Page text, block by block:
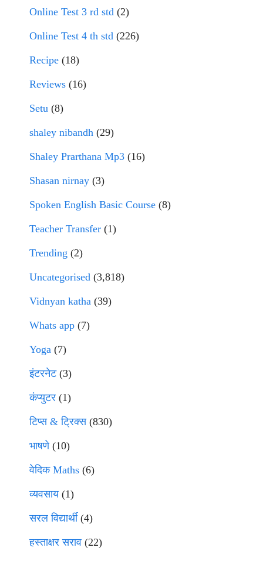
Online Test 3 rd std (2)
Online Test 4 th std (226)
Recipe (18)
Reviews (16)
Setu (8)
shaley nibandh (29)
Shaley Prarthana Mp3 (16)
Shasan nirnay (3)
Spoken English Basic Course (8)
Teacher Transfer (1)
Trending (2)
Uncategorised (3,818)
Vidnyan katha (39)
Whats app (7)
Yoga (7)
इंटरनेट(3)
कंप्युटर (1)
टिप्स & ट्रिक्स(830)
भाषणे(10)
वेदिक Maths (6)
व्यवसाय(1)
सरल विद्यार्थी(4)
हस्ताक्षर सराव (22)